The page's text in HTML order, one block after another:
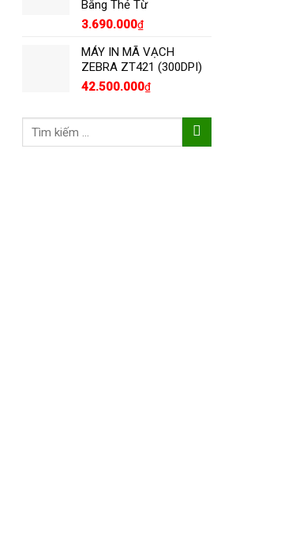
Bằng Thẻ Từ
3.690.000₫
MÁY IN MÃ VẠCH
ZEBRA ZT421 (300DPI)
42.500.000₫
Tìm